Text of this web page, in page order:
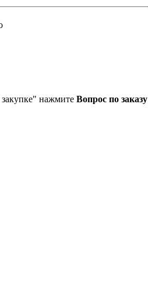
закупке" нажмите Вопрос по заказу